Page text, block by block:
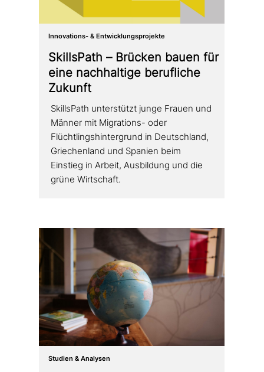
Innovations- & Entwicklungsprojekte
SkillsPath – Brücken bauen für
eine nach­hal­ti­ge beruf­li­che
Zukunft
SkillsPath unter­stützt junge Frauen und
Männer mit Migrations- oder
Flüchtlingshintergrund in Deutschland,
Griechenland und Spanien beim
Einstieg in Arbeit, Ausbildung und die
grüne Wirtschaft.
Studien & Analysen